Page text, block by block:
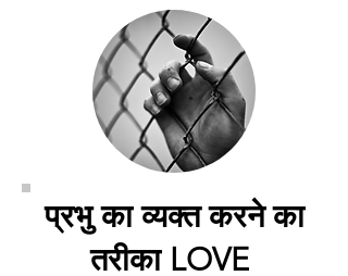
प्रभु का व्यक्त करने का
तरीका LOVE